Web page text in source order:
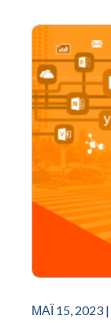
ΜΆΙ 15, 2023 |